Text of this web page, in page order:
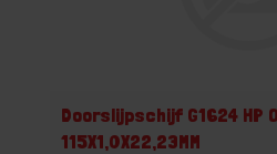
Doorslijpschijf G1624 HP
115X1,0X22,23MM